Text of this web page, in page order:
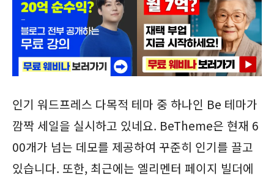
인기 워드프레스 다목적 테마 중 하나인 Be 테마가
깜짝 세일을 실시하고 있네요. BeTheme은 현재 6
00개가 넘는 데모를 제공하여 꾸준히 인기를 끌고
있습니다. 또한, 최근에는 엘리멘터 페이지 빌더에